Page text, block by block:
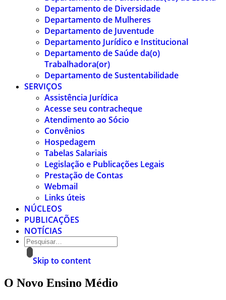
Departamento de Diversidade
Departamento de Mulheres
Departamento de Juventude
Departamento Jurídico e Institucional
Departamento de Saúde da(o)
Trabalhadora(or)
Departamento de Sustentabilidade
SERVIÇOS
Assistência Jurídica
Acesse seu contracheque
Atendimento ao Sócio
Convênios
Hospedagem
Tabelas Salariais
Legislação e Publicações Legais
Prestação de Contas
Webmail
Links úteis
NÚCLEOS
PUBLICAÇÕES
NOTÍCIAS
Skip to content
O Novo Ensino Médio